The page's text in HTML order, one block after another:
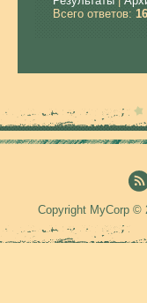
Всего ответов:
Copyright MyCorp ©